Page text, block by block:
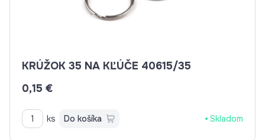
KRÚŽOK 35 NA KĽÚČE 40615/35
0,15 €
ks Do košíka Skladom